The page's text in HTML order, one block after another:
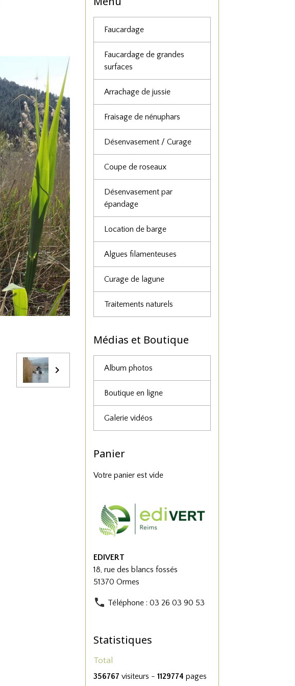
Faucardage
Faucardage de grandes
surfaces
Arrachage de jussie
Fraisage de nénuphars
Désenvasement / Curage
Coupe de roseaux
Désenvasement par
épandage
Location de barge
Algues filamenteuses
Curage de lagune
Traitements naturels
Médias et Boutique
Album photos
Boutique en ligne
Galerie vidéos
Panier
Votre panier est vide
EDIVERT
18, rue des blancs fossés
51370 Ormes
Téléphone : 03 26 03 90 53
Statistiques
Total
356767 visiteurs -1129774 pages